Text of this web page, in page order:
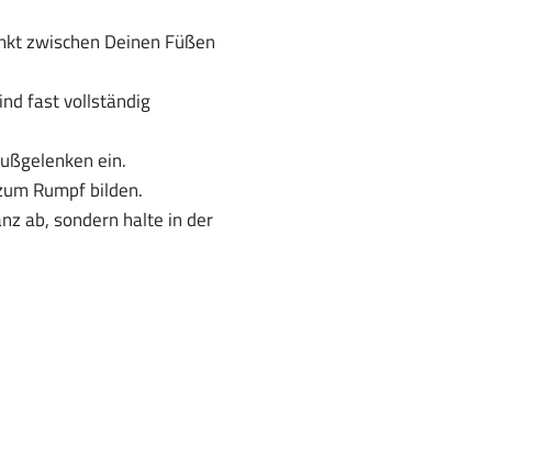
zwischen Deinen Füßen
fast vollständig
ein.
Rumpf bilden.
ab, sondern halte in der